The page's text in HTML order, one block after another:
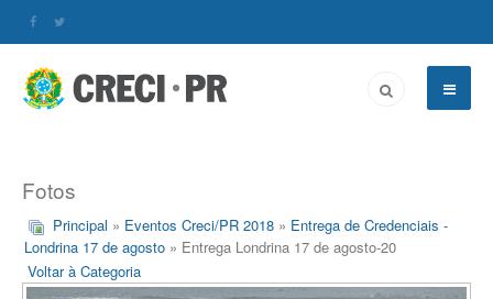
Fotos
Principal » Eventos Creci/PR 2018 » Entrega de Credenciais -
Londrina 17 de agosto » Entrega Londrina 17 de agosto-20
Voltar à Categoria